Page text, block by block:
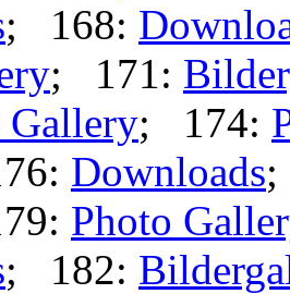
; 168:
; 171:
Gallery; 174:
Downloads
Photo
; 182: